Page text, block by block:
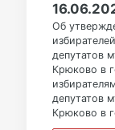
Об
депутатов
Крюково в
депутатов
Крюково в